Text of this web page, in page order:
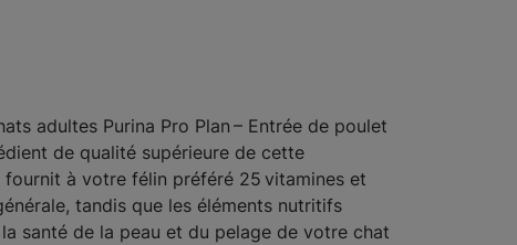
adultes Purina Pro Plan – Entrée de poulet
de qualité supérieure de cette
à votre félin préféré 25 vitamines et
tandis que les éléments nutritifs
santé de la peau et du pelage de votre chat